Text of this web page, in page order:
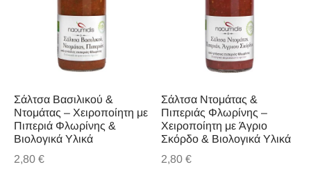
Σάλτσα Βασιλικού &
Ντομάτας – Χειροποίητη με
Πιπεριά Φλωρίνης &
Βιολογικά Υλικά
2,80 €
Σάλτσα Ντομάτας &
Πιπεριάς Φλωρίνης –
Χειροποίητη με Άγριο
Σκόρδο & Βιολογικά Υλικά
2,80 €